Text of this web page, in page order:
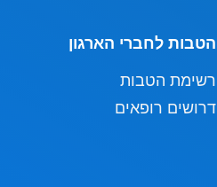
הטבות לחברי הארגון
רשימת הטבות
דרושים רופאים